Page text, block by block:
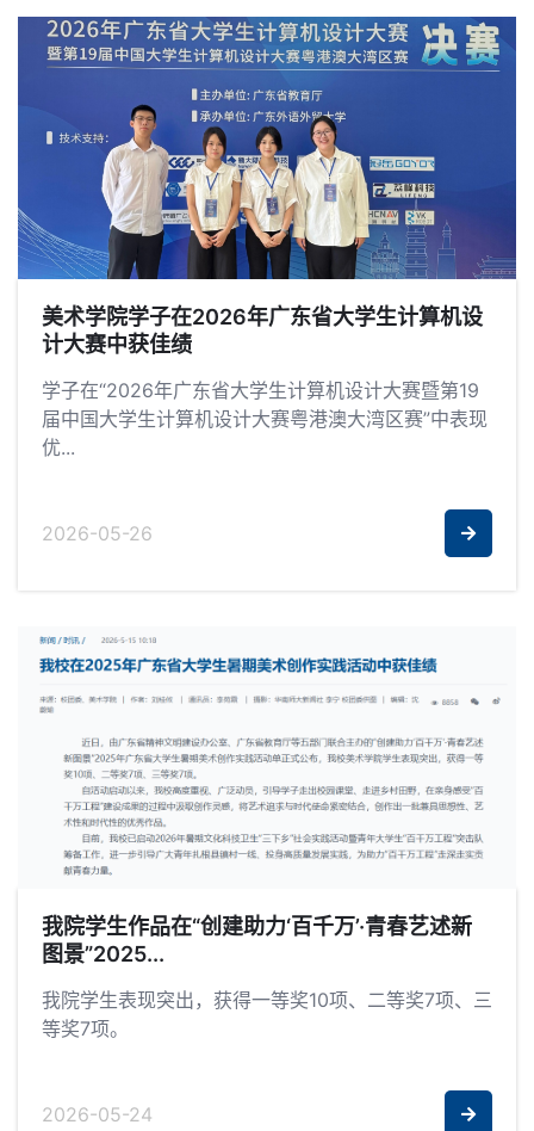
美术学院学子在2026年广东省大学生计算机设
计大赛中获佳绩
学子在“2026年广东省大学生计算机设计大赛暨第19
届中国大学生计算机设计大赛粤港澳大湾区赛”中表现
优...
2026-05-26
我院学生作品在“创建助力‘百千万’·青春艺述新
图景”2025...
我院学生表现突出，获得一等奖10项、二等奖7项、三
等奖7项。
2026-05-24